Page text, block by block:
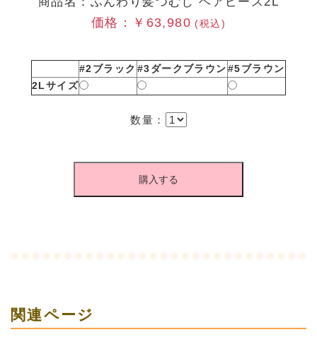
価格：￥63,980 (税込)
#2ブラック #3ダークブラウン#5ブラウン
2Lサイズ
数量：
関連ページ